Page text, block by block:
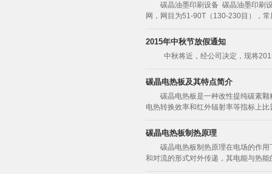
碳晶油墨印刷设备 碳晶油墨印刷
网，网目为51-90T（130-230目），
2015年中秋节放假通知
中秋将近，经公司决定，现将
碳晶电热板及其特点简介
碳晶电热板是一种改性提纯碳素
电热转换效率和红外辐射率等指标上
碳晶电热板制热原理
碳晶电热板制热原理在电场的作
和对流的形式对外传递，其电能与热